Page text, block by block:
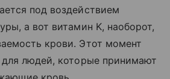
под воздействием
а вот витамин K, наоборот,
крови. Этот момент
людей, которые принимают